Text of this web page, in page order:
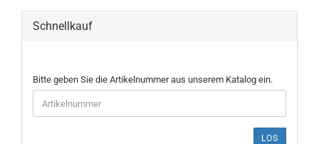
Schnellkauf
BITTE
GEBEN
SIE
DIE
Bitte geben Sie die Artikelnummer aus unserem Katalog ein.
LOS